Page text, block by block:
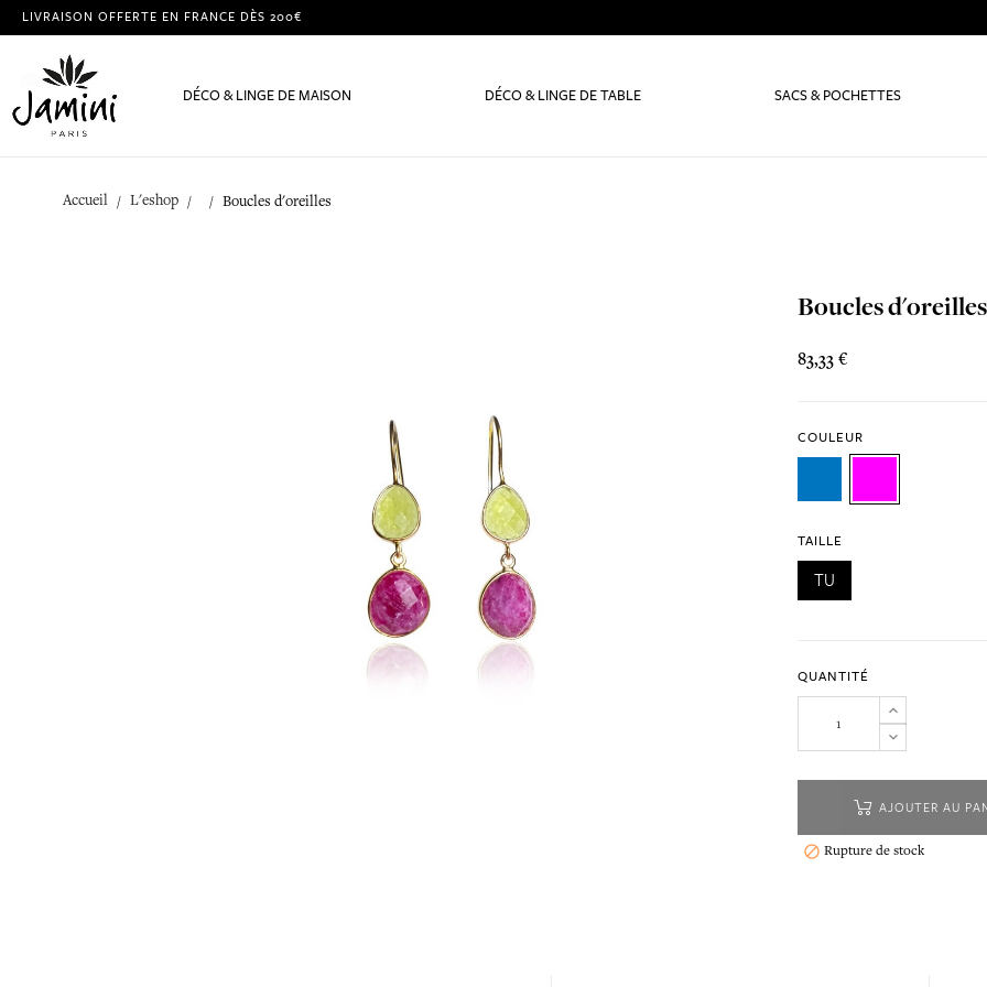
LIVRAISON OFFERTE EN FRANCE DÈS 200€
DÉCO & LINGE DE MAISON DÉCO & LINGE DE TABLE SACS & POCHETTES
Accueil L'eshop Boucles d'oreilles
Boucles d'oreilles
83,33 €
COULEUR
TAILLE
TU
QUANTITÉ
AJOUTER AU
 Rupture de stock